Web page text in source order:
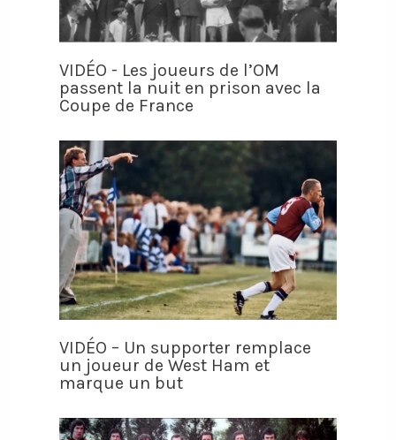
VIDÉO - Les joueurs de l’OM
passent la nuit en prison avec la
Coupe de France
VIDÉO – Un supporter remplace
un joueur de West Ham et
marque un but